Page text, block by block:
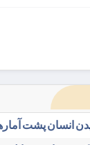
انسان پشت